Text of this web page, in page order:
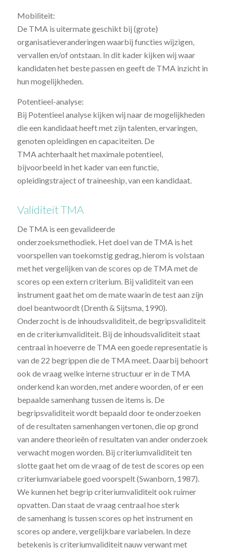
Mobiliteit:
De TMA is uitermate geschikt bij (grote)
organisatieveranderingen waarbij functies wijzigen,
vervallen en/of ontstaan. In dit kader kijken wij waar
kandidaten het beste passen en geeft de TMA inzicht in
hun mogelijkheden.
Potentieel-analyse:
Bij Potentieel analyse kijken wij naar de mogelijkheden
die een kandidaat heeft met zijn talenten, ervaringen,
genoten opleidingen en capaciteiten. De
TMA achterhaalt het maximale potentieel,
bijvoorbeeld in het kader van een functie,
opleidingstraject of traineeship, van een kandidaat.
Validiteit TMA
De TMA is een gevalideerde
onderzoeksmethodiek. Het doel van de TMA is het
voorspellen van toekomstig gedrag, hierom is volstaan
met het vergelijken van de scores op de TMA met de
scores op een extern criterium. Bij validiteit van een
instrument gaat het om de mate waarin de test aan zijn
doel beantwoordt (Drenth & Sijtsma, 1990).
Onderzocht is de inhoudsvaliditeit, de begripsvaliditeit
en de criteriumvaliditeit. Bij de inhoudsvaliditeit staat
centraal in hoeverre de TMA een goede representatie is
van de 22 begrippen die de TMA meet. Daarbij behoort
ook de vraag welke interne structuur er in de TMA
onderkend kan worden, met andere woorden, of er een
bepaalde samenhang tussen de items is. De
begripsvaliditeit wordt bepaald door te onderzoeken
of de resultaten samenhangen vertonen, die op grond
van andere theorieën of resultaten van ander onderzoek
verwacht mogen worden. Bij criteriumvaliditeit ten
slotte gaat het om de vraag of de test de scores op een
criteriumvariabele goed voorspelt (Swanborn, 1987).
We kunnen het begrip criteriumvaliditeit ook ruimer
opvatten. Dan staat de vraag centraal hoe sterk
de samenhang is tussen scores op het instrument en
scores op andere, vergelijkbare variabelen. In deze
betekenis is criteriumvaliditeit nauw verwant met